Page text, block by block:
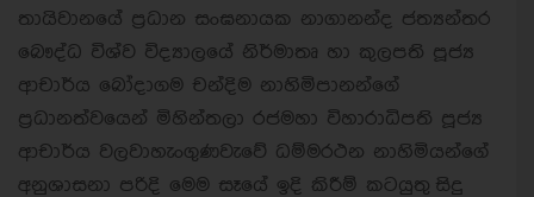
තායිවානයේ ප්‍රධාන සංඝනායක නාගානන්ද ජත්‍යන්තර
බෞද්ධ විශ්ව විද්‍යාලයේ නිර්මාතෘ හා කුලපති පූජ්‍ය
ආචාර්ය බෝදාගම චන්දිම නාහිමිපානන්ගේ
ප්‍රධානත්වයෙන් මිහින්තලා රජමහා විහාරාධිපති පූජ්‍ය
ආචාර්ය වලවාහැංගුණවැවේ ධම්මරථන නාහිමියන්ගේ
අනුශාසනා පරිදි මෙම සෑයේ ඉදි කිරීම් කටයුතු සිදු